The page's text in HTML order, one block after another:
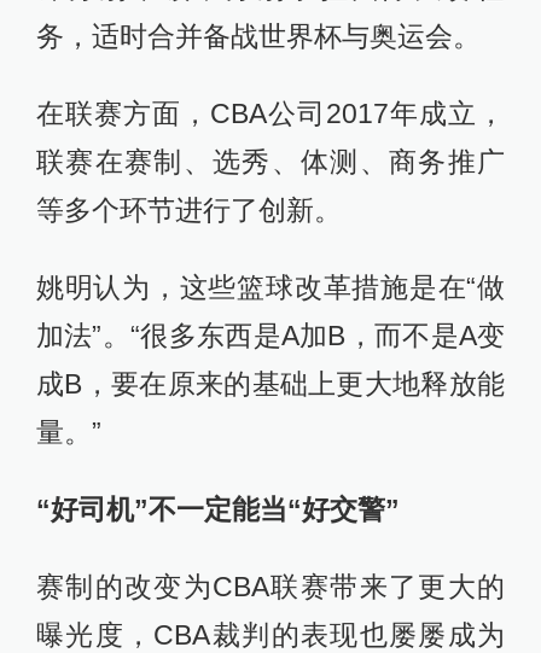
务，适时合并备战世界杯与奥运会。
在联赛方面，CBA公司2017年成立，
联赛在赛制、选秀、体测、商务推广
等多个环节进行了创新。
姚明认为，这些篮球改革措施是在“做
加法”。“很多东西是A加B，而不是A变
成B，要在原来的基础上更大地释放能
量。”
“好司机”不一定能当“好交警”
赛制的改变为CBA联赛带来了更大的
曝光度，CBA裁判的表现也屡屡成为